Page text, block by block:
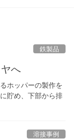
鉄製品
へ
ホッパーの製作を
貯め、下部から排
溶接事例